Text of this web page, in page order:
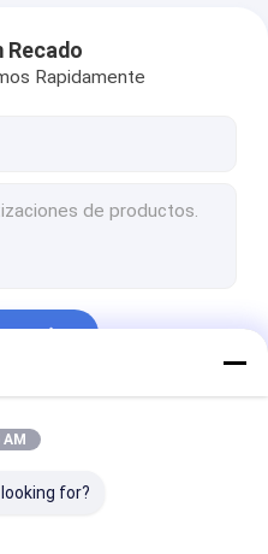
Recado
Rapidamente
AM
for?